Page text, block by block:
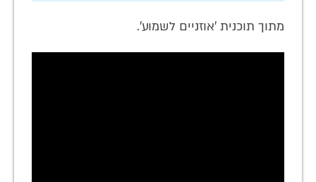
מתוך תוכנית 'אוזניים לשמוע'.